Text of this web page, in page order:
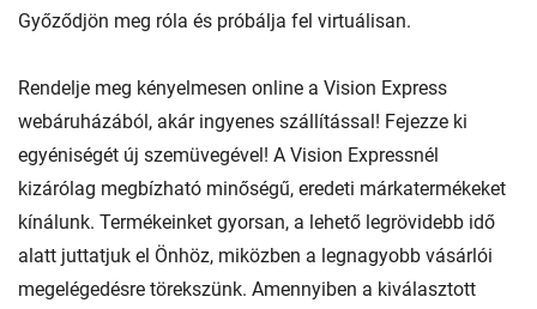
Győződjön meg róla és próbálja fel virtuálisan.
Rendelje meg kényelmesen online a Vision Express
webáruházából, akár ingyenes szállítással! Fejezze ki
egyéniségét új szemüvegével! A Vision Expressnél
kizárólag megbízható minőségű, eredeti márkatermékeket
kínálunk. Termékeinket gyorsan, a lehető legrövidebb idő
alatt juttatjuk el Önhöz, miközben a legnagyobb vásárlói
megelégedésre törekszünk. Amennyiben a kiválasztott